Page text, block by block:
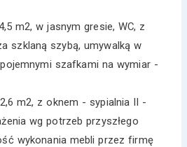
m2, w jasnym gresie, WC, z
szklaną szybą, umywalką w
szafkami na wymiar -
m2, z oknem - sypialnia II -
wg potrzeb przyszłego
wykonania mebli przez firmę